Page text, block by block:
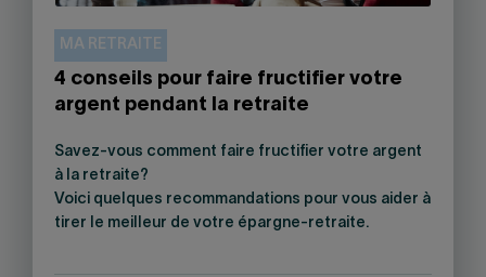
MA RETRAITE
4 conseils pour faire fructifier votre
argent pendant la retraite
Savez-vous comment faire fructifier votre argent
à la retraite?
Voici quelques recommandations pour vous aider à
tirer le meilleur de votre épargne-retraite.